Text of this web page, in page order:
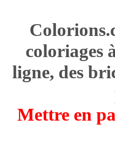
coloriages
ligne, des
Mettre en